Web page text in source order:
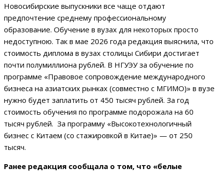
Новосибирские выпускники все чаще отдают
предпочтение среднему профессиональному
образование. Обучение в вузах для некоторых просто
недоступною. Так в мае 2026 года редакция выяснила, что
стоимость диплома в вузах столицы Сибири достигает
почти полумиллиона рублей. В НГУЭУ за обучение по
программе «Правовое сопровождение международного
бизнеса на азиатских рынках (совместно с МГИМО)» в вузе
нужно будет заплатить от 450 тысяч рублей. За год
стоимость обучения по программе подорожала на 60
тысяч рублей. За программу «Высокотехнологичный
бизнес с Китаем (со стажировкой в Китае)» — от 250
тысяч.
Ранее редакция сообщала о том, что «белые